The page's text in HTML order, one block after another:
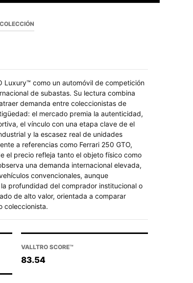
Luxury™ como un automóvil de competición
de subastas. Su lectura combina
demanda entre coleccionistas de
el mercado premia la autenticidad,
el vínculo con una etapa clave de el
y la escasez real de unidades
a referencias como Ferrari 250 GTO,
el precio refleja tanto el objeto físico como
una demanda internacional elevada,
convencionales, aunque
profundidad del comprador institucional o
de alto valor, orientada a comparar
coleccionista.
VALLTRO SCORE™
83.54